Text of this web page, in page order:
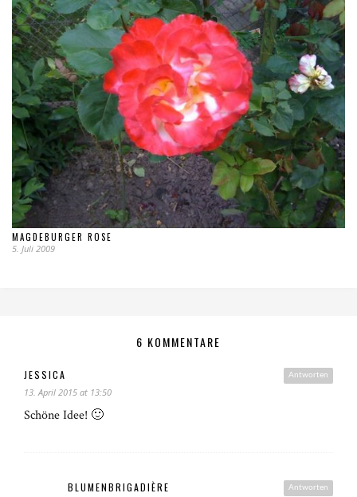
MAGDEBURGER ROSE
5. Juli 2009
6 KOMMENTARE
Antworten
JESSICA
13. April 2015 at 13:50
Schöne Idee! 🙂
Antworten
BLUMENBRIGADIÈRE